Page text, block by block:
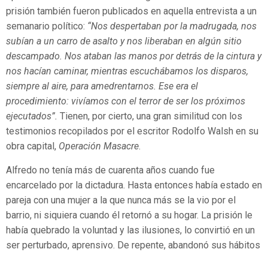
prisión también fueron publicados en aquella entrevista a un
semanario político: “Nos despertaban por la madrugada, nos
subían a un carro de asalto y nos liberaban en algún sitio
descampado. Nos ataban las manos por detrás de la cintura y
nos hacían caminar, mientras escuchábamos los disparos,
siempre al aire, para amedrentarnos. Ese era el
procedimiento: vivíamos con el terror de ser los próximos
ejecutados”. Tienen, por cierto, una gran similitud con los
testimonios recopilados por el escritor Rodolfo Walsh en su
obra capital, Operación Masacre.
Alfredo no tenía más de cuarenta años cuando fue
encarcelado por la dictadura. Hasta entonces había estado en
pareja con una mujer a la que nunca más se la vio por el
barrio, ni siquiera cuando él retornó a su hogar. La prisión le
había quebrado la voluntad y las ilusiones, lo convirtió en un
ser perturbado, aprensivo. De repente, abandonó sus hábitos